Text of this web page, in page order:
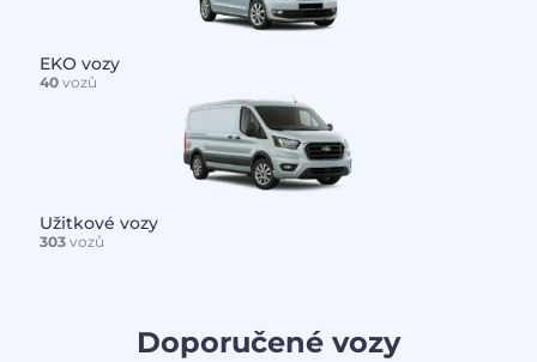
EKO vozy
40vozů
Užitkové vozy
303vozů
Doporučené vozy